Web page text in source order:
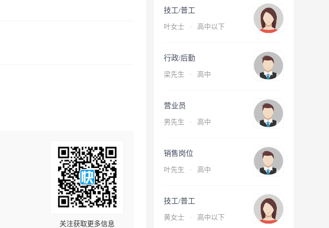
关注获取更多信息
技工/普工
叶女士 · 高中以下
行政/后勤
梁先生 · 高中
营业员
男先生 · 高中
销售岗位
叶先生 · 高中
技工/普工
黄女士 · 高中以下